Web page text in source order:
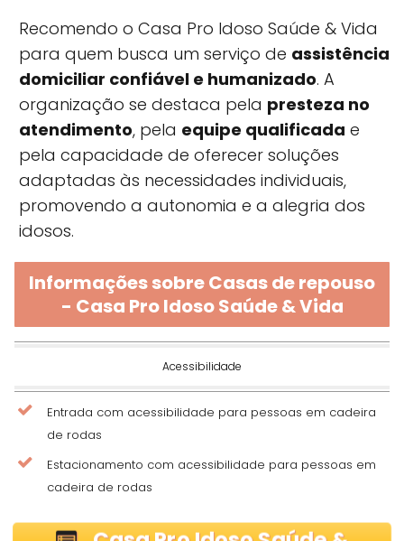
Recomendo o Casa Pro Idoso Saúde & Vida
para quem busca um serviço de assistência
domiciliar confiável e humanizado. A
organização se destaca pela presteza no
atendimento, pela equipe qualificada e
pela capacidade de oferecer soluções
adaptadas às necessidades individuais,
promovendo a autonomia e a alegria dos
idosos.
Informações sobre Casas de repouso
- Casa Pro Idoso Saúde & Vida
Acessibilidade
Entrada com acessibilidade para pessoas em cadeira
de rodas
Estacionamento com acessibilidade para pessoas em
cadeira de rodas